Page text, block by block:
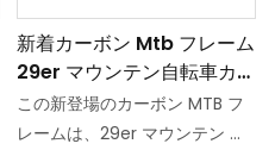
せます。
新着カーボン Mtb フレーム
29er マウンテン自転車カー
ボンファイバーバイクフレ
ーム
この新登場のカーボン MTB フ
レームは、29er マウンテン バ